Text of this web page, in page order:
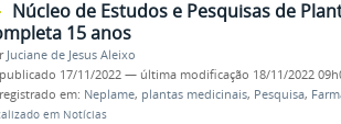
Núcleo de Estudos e Pesquisas de
15 anos
Juciane de Jesus Aleixo
publicado 17/11/2022 — última modificação 18/11/2022
em: Neplame, plantas medicinais, Pesquisa,
em Notícias